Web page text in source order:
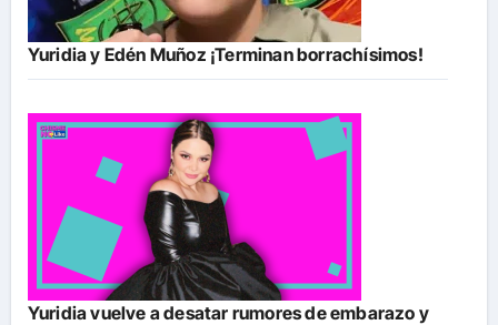
Yuridia y Edén Muñoz ¡Terminan borrachísimos!
Yuridia vuelve a desatar rumores de embarazo y